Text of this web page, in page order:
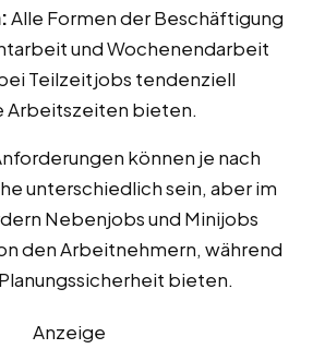
Alle Formen der Beschäftigung
und Wochenendarbeit
Teilzeitjobs tendenziell
Arbeitszeiten bieten.
können je nach
unterschiedlich sein, aber im
Nebenjobs und Minijobs
den Arbeitnehmern, während
bieten.
Anzeige